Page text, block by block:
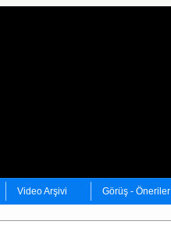
Video Arşivi Görüş - Öneriler